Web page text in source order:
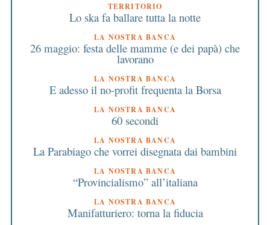
TERRITORIO
Lo ska fa ballare tutta la notte
LA NOSTRA BANCA
26 maggio: festa delle mamme (e dei papà) che
lavorano
LA NOSTRA BANCA
E adesso il no-profit frequenta la Borsa
LA NOSTRA BANCA
60 secondi
LA NOSTRA BANCA
La Parabiago che vorrei disegnata dai bambini
LA NOSTRA BANCA
“Provincialismo” all’italiana
LA NOSTRA BANCA
Manifatturiero: torna la fiducia